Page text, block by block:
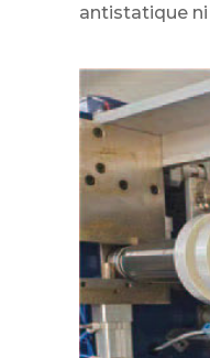
antistatique